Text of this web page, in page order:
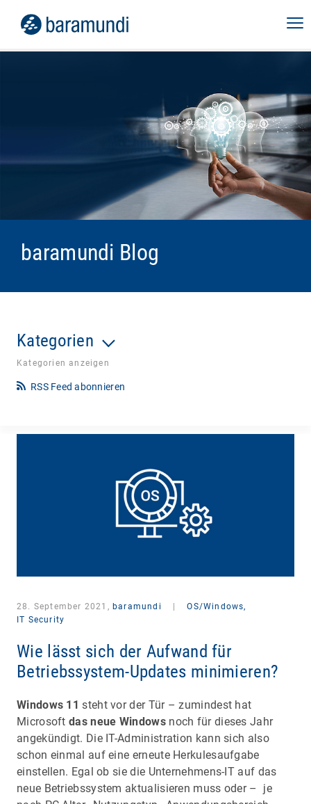
baramundi Blog
Kategorien
Kategorien anzeigen
RSS Feed abonnieren
28. September 2021, baramundi
OS/Windows,
IT Security
Wie lässt sich der Aufwand für
Betriebssystem-Updates minimieren?
Windows 11 steht vor der Tür – zumindest hat
Microsoftdas neue Windowsnoch für dieses Jahr
angekündigt. Die IT-Administration kann sich also
schon einmal auf eine erneute Herkulesaufgabe
einstellen. Egal ob sie die Unternehmens-IT auf das
neue Betriebssystem aktualisieren muss oder – je